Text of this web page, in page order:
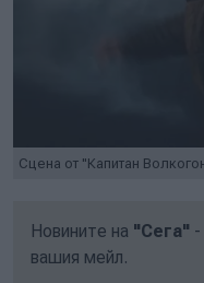
Сцена от "Капитан
Новините на "Сега"
вашия мейл.